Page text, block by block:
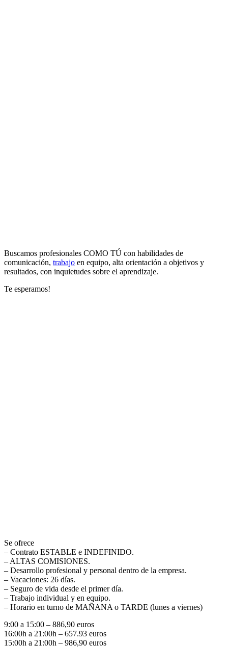
Buscamos profesionales COMO TÚ con habilidades de
comunicación, trabajo en equipo, alta orientación a objetivos y
resultados, con inquietudes sobre el aprendizaje.
Te esperamos!
Se ofrece
– Contrato ESTABLE e INDEFINIDO.
– ALTAS COMISIONES.
– Desarrollo profesional y personal dentro de la empresa.
– Vacaciones: 26 días.
– Seguro de vida desde el primer día.
– Trabajo individual y en equipo.
– Horario en turno de MAÑANA o TARDE (lunes a viernes)
9:00 a 15:00 – 886,90 euros
16:00h a 21:00h – 657.93 euros
15:00h a 21:00h – 986,90 euros